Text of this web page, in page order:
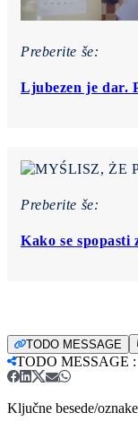
Preberite še:
Ljubezen je dar.
Preberite še:
Kako se spopasti
TODO MESSAGE
TODO MESSAGE :
Ključne besede/